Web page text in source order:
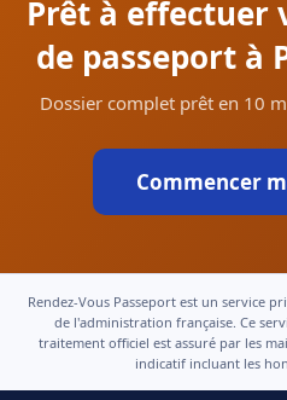
Prêt à effectuer
de passeport à
Dossier complet prêt en 10
Commencer
Rendez-Vous Passeport est un service
de l'administration française. Ce
traitement officiel est assuré par les
indicatif incluant les